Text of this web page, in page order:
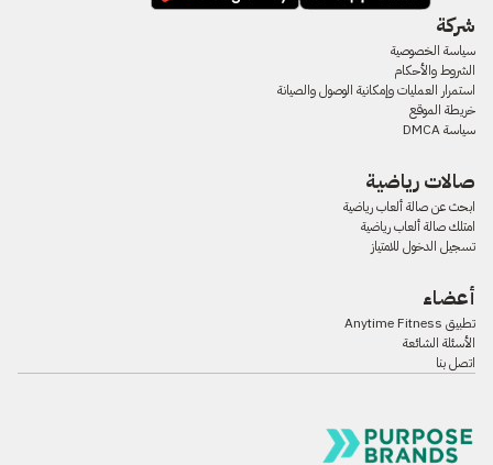
شركة
سياسة الخصوصية
الشروط والأحكام
استمرار العمليات وإمكانية الوصول والصيانة
خريطة الموقع
سياسة DMCA
صالات رياضية
ابحث عن صالة ألعاب رياضية
امتلك صالة ألعاب رياضية
تسجيل الدخول للامتياز
أعضاء
تطبيق Anytime Fitness
الأسئلة الشائعة
اتصل بنا